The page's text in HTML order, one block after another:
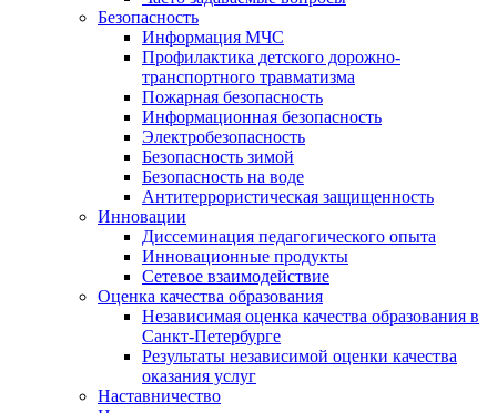
Безопасность
Информация МЧС
Профилактика детского дорожно-
транспортного травматизма
Пожарная безопасность
Информационная безопасность
Электробезопасность
Безопасность зимой
Безопасность на воде
Антитеррористическая защищенность
Инновации
Диссеминация педагогического опыта
Инновационные продукты
Сетевое взаимодействие
Оценка качества образования
Независимая оценка качества образования в
Санкт-Петербурге
Результаты независимой оценки качества
оказания услуг
Наставничество